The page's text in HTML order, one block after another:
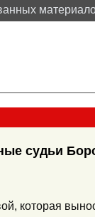
судьи
которая